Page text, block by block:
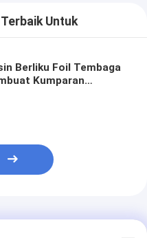
Untuk
Berliku Foil Tembaga
Kumparan